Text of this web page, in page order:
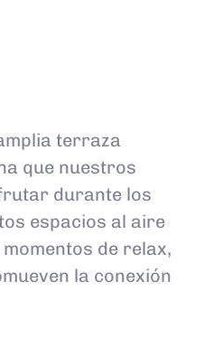
terraza
que nuestros
durante los
espacios al aire
de relax,
la conexión